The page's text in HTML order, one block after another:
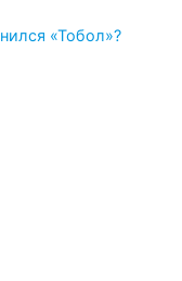
«Тобол»?